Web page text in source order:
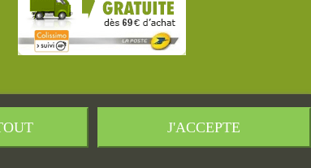
J'ACCEPTE